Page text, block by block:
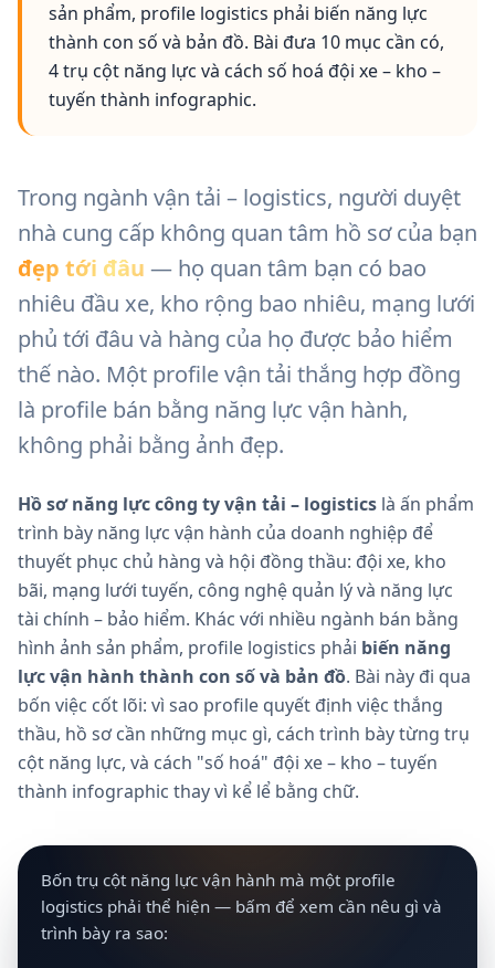
sản phẩm, profile logistics phải biến năng lực
thành con số và bản đồ. Bài đưa 10 mục cần có,
4 trụ cột năng lực và cách số hoá đội xe – kho –
tuyến thành infographic.
Trong ngành vận tải – logistics, người duyệt
nhà cung cấp không quan tâm hồ sơ của bạn
đẹp tới đâu — họ quan tâm bạn có bao
nhiêu đầu xe, kho rộng bao nhiêu, mạng lưới
phủ tới đâu và hàng của họ được bảo hiểm
thế nào. Một profile vận tải thắng hợp đồng
là profile bán bằng năng lực vận hành,
không phải bằng ảnh đẹp.
Hồ sơ năng lực công ty vận tải – logistics là ấn phẩm
trình bày năng lực vận hành của doanh nghiệp để
thuyết phục chủ hàng và hội đồng thầu: đội xe, kho
bãi, mạng lưới tuyến, công nghệ quản lý và năng lực
tài chính – bảo hiểm. Khác với nhiều ngành bán bằng
hình ảnh sản phẩm, profile logistics phải biến năng
lực vận hành thành con số và bản đồ. Bài này đi qua
bốn việc cốt lõi: vì sao profile quyết định việc thắng
thầu, hồ sơ cần những mục gì, cách trình bày từng trụ
cột năng lực, và cách "số hoá" đội xe – kho – tuyến
thành infographic thay vì kể lể bằng chữ.
Bốn trụ cột năng lực vận hành mà một profile
logistics phải thể hiện — bấm để xem cần nêu gì và
trình bày ra sao: